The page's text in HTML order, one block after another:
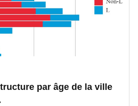
par âge de la ville